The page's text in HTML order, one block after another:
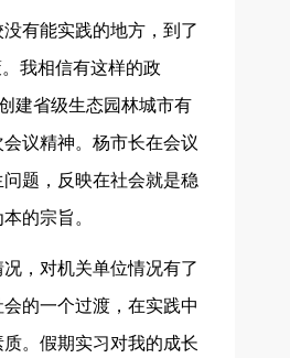
有能实践的地方，到了
我相信有这样的政
建省级生态园林城市有
议精神。杨市长在会议
题，反映在社会就是稳
的宗旨。
，对机关单位情况有了
的一个过渡，在实践中
。假期实习对我的成长